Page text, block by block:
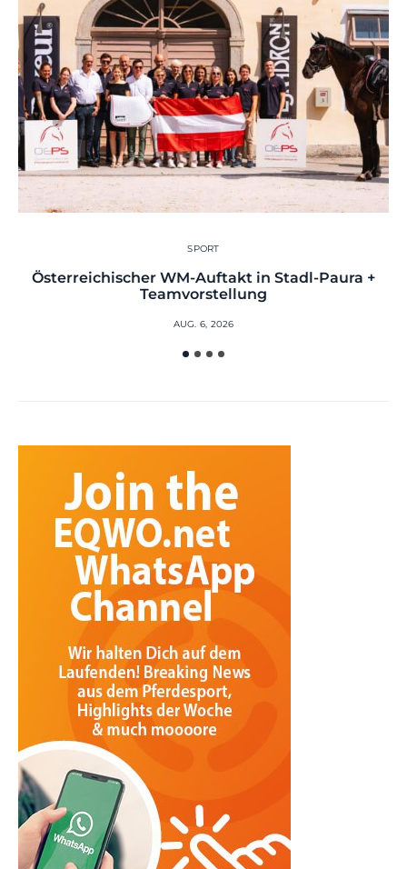
SPORT
Österreichischer WM-Auftakt in Stadl-Paura +
Teamvorstellung
AUG. 6, 2026